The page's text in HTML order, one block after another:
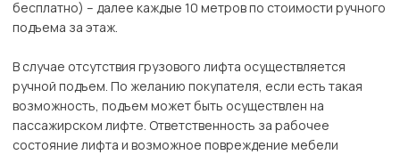
бесплатно) – далее каждые 10 метров по стоимости ручного
подъема за этаж.
В случае отсутствия грузового лифта осуществляется
ручной подъем. По желанию покупателя, если есть такая
возможность, подъем может быть осуществлен на
пассажирском лифте. Ответственность за рабочее
состояние лифта и возможное повреждение мебели